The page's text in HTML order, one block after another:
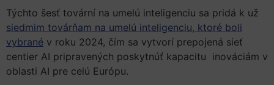
Týchto šesť tovární na umelú inteligenciu sa pridá k už
siedmim továrňam na umelú inteligenciu, ktoré boli
vybrané v roku 2024, čím sa vytvorí prepojená sieť
centier AI pripravených poskytnúť kapacitu inováciám v
oblasti AI pre celú Európu.